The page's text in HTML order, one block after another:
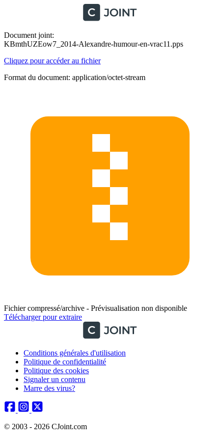
Document joint:
KBmthUZEow7_2014-Alexandre-humour-en-vrac11.pps
Cliquez pour accéder au fichier
Format du document: application/octet-stream
Fichier compressé/archive - Prévisualisation non disponible
Télécharger pour extraire
Conditions générales d'utilisation
Politique de confidentialité
Politique des cookies
Signaler un contenu
Marre des virus?
© 2003 - 2026 CJoint.com